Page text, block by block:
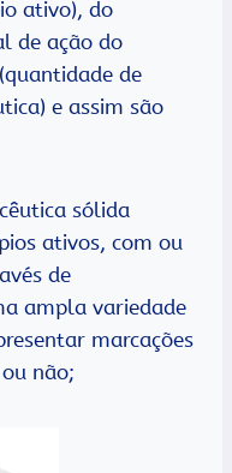
ativo), do
de ação do
de
e assim são
sólida
ativos, com ou
de
ampla variedade
marcações
não;